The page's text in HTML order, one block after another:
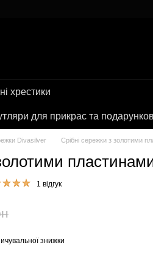
хрестики
для прикрас та
Divasilver Срібні сережки з золотими
1 відгук
знижки